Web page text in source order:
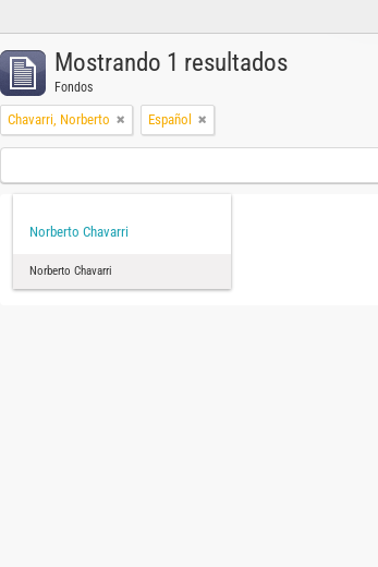
Mostrando 1 resultados
Fondos
Chavarri, Norberto Español
Norberto Chavarri
Norberto Chavarri